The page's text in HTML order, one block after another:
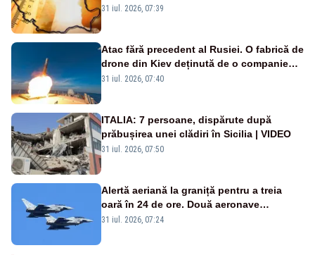
de grade, iar nopțile devin tropicale
31 iul. 2026, 07:39
Atac fără precedent al Rusiei. O fabrică de
drone din Kiev deținută de o companie
americană, distrusă de o rachetă
31 iul. 2026, 07:40
ITALIA: 7 persoane, dispărute după
prăbușirea unei clădiri în Sicilia | VIDEO
31 iul. 2026, 07:50
Alertă aeriană la graniță pentru a treia
oară în 24 de ore. Două aeronave
Eurofighter britanice au fost ridicate de la
31 iul. 2026, 07:24